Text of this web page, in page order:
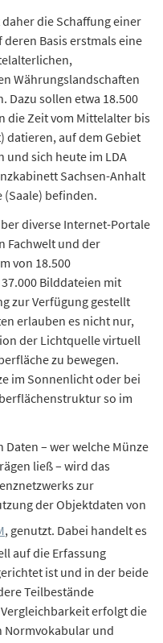
daher die Schaffung einer
Basis erstmals eine
Währungslandschaften
Dazu sollen etwa 18.500
die Zeit vom Mittelalter bis
datieren, auf dem Gebiet
und sich heute im LDA
Sachsen-Anhalt
befinden.
diverse Internet-Portale
Fachwelt und der
von 18.500
Bilddateien mit
zur Verfügung gestellt
erlauben es nicht nur,
der Lichtquelle virtuell
zu bewegen.
im Sonnenlicht oder bei
so im
– wer welche Münze
ließ – wird das
zur
der Objektdaten von
, genutzt. Dabei handelt es
auf die Erfassung
ist und in der beide
Teilbestände
erfolgt die
Normvokabular und